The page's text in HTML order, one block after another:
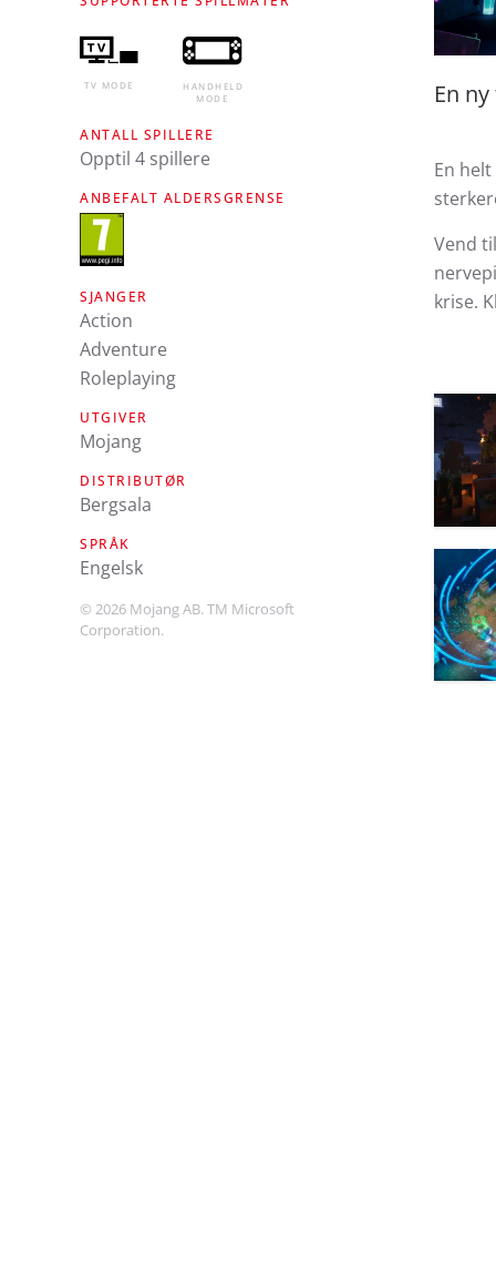
TV MODE
HANDHELD
MODE
ANTALL SPILLERE
Opptil 4 spillere
ANBEFALT ALDERSGRENSE
SJANGER
Action
Adventure
Roleplaying
UTGIVER
Mojang
DISTRIBUTØR
Bergsala
SPRÅK
engelsk
© 2026 Mojang AB. TM Microsoft
Corporation.
En
En
Vend
krise.